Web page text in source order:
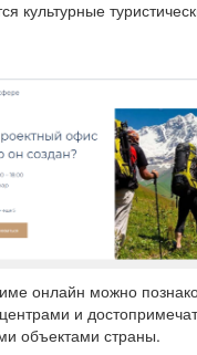
культурные
онлайн можно
и
объектами страны.